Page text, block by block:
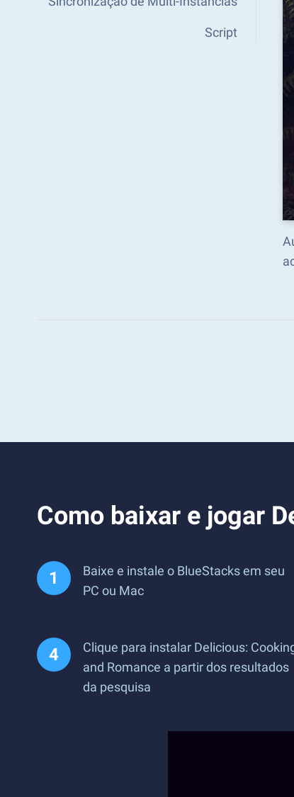
Script
Como baixar e jogar
Baixe e instale o BlueStacks em seu
PC ou Mac
Clique para instalar Delicious:
and Romance a partir dos resultados
da pesquisa